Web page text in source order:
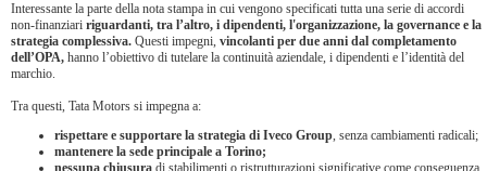
Interessante la parte della nota stampa in cui vengono specificati tutta una serie di accordi
non-finanziari riguardanti, tra l’altro, i dipendenti, l'organizzazione, la governance e la
strategia complessiva. Questi impegni, vincolanti per due anni dal completamento
dell’OPA, hanno l’obiettivo di tutelare la continuità aziendale, i dipendenti e l’identità del
marchio.
Tra questi, Tata Motors si impegna a:
rispettare e supportare la strategia di Iveco Group, senza cambiamenti radicali;
mantenere la sede principale a Torino;
nessuna chiusura di stabilimenti o ristrutturazioni significative come conseguenza